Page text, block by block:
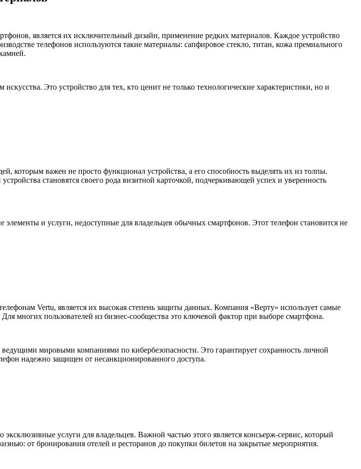
является их исключительный дизайн, применение редких материалов. Каждое устройство
телефонов используются такие материалы: сапфировое стекло, титан, кожа премиального
Это устройство для тех, кто ценит не только технологические характеристики, но и
которым важен не просто функционал устройства, а его способность выделять их из толпы.
становятся своего рода визитной карточкой, подчеркивающей успех и уверенность
элементы и услуги, недоступные для владельцев обычных смартфонов. Этот телефон становится не
Vertu, является их высокая степень защиты данных. Компания «Верту» использует самые
многих пользователей из бизнес-сообщества это ключевой фактор при выборе смартфона.
мировыми компаниями по кибербезопасности. Это гарантирует сохранность личной
надежно защищен от несанкционированного доступа.
услуги для владельцев. Важной частью этого является консьерж-сервис, который
от бронирования отелей и ресторанов до покупки билетов на закрытые мероприятия.